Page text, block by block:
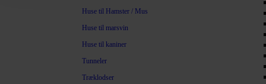
Huse til Hamster / Mus
Huse til marsvin
Huse til kaniner
Tunneler
Træklodser